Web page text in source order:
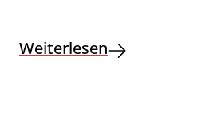
Weiterlesen